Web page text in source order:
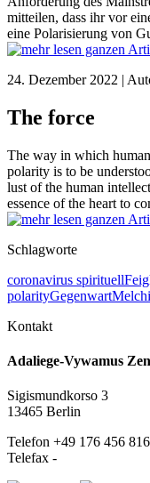
mitteilen, dass ihr vor
eine Polarisierung von
ganzen
24. Dezember 2022 |
The force
The way in which
polarity is to be
lust of the human
essence of the heart to
ganzen
Schlagworte
coronavirus spirituell
polarityGegenwart
Kontakt
Adaliege-Vywamus
Sigismundkorso 3
13465 Berlin
Telefon +49 176 456
Telefax -